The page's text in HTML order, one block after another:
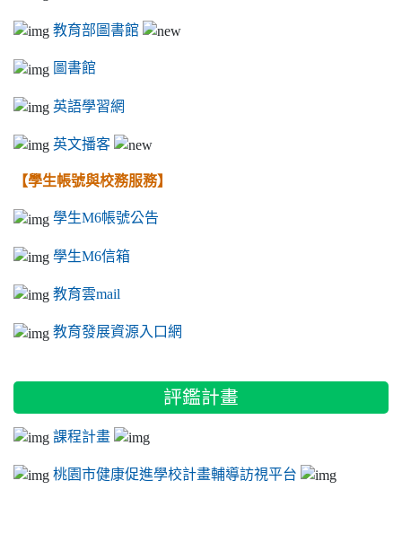
教育部圖書館
圖書館
英語學習網
英文播客
【學生帳號與校務服務】
學生M6帳號公告
學生M6信箱
教育雲mail
教育發展資源入口網
評鑑計畫
課程計畫
桃園市健康促進學校計畫輔導訪視平台